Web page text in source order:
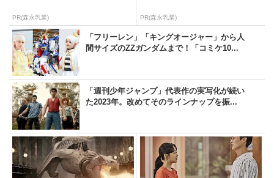
PR(森永乳業) PR(森永乳業)
「フリーレン」「キングオージャー」から人
間サイズのZZガンダムまで！「コミケ10...
「週刊少年ジャンプ」代表作の実写化が続い
た2023年。改めてそのラインナップを振...